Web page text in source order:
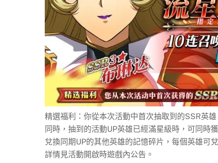
精選福利：你從本次活動中首次抽取到的SSR英
同時，抽到的活動UP英雄已經滿星級時，可同時
兌換同期UP的其他英雄的記憶碎片，每個英雄可
詳情見活動開啟時遊戲內公告。